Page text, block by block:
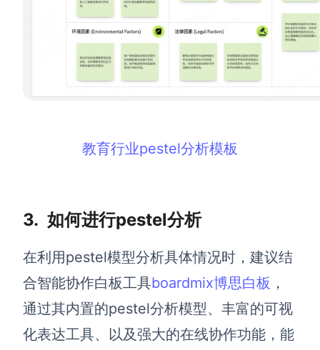
教育行业pestel分析模板
3. 如何进行pestel分析
在利用pestel模型分析具体情况时，建议结
合智能协作白板工具boardmix博思白板 ，
通过其内置的pestel分析模型、丰富的可视
化表达工具、以及强大的在线协作功能，能